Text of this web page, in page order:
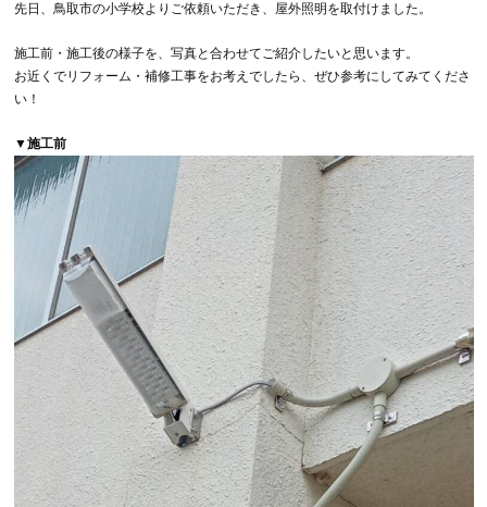
先日、鳥取市の小学校よりご依頼いただき、屋外照明を取付けました。
施工前・施工後の様子を、写真と合わせてご紹介したいと思います。
お近くでリフォーム・補修工事をお考えでしたら、ぜひ参考にしてみてくださ
い！
▼施工前